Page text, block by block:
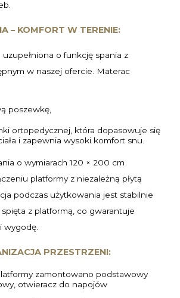
– KOMFORT W TERENIE:
uzupełniona o funkcję spania z
w naszej ofercie. Materac
poszewkę,
ortopedycznej, która dopasowuje się
i zapewnia wysoki komfort snu.
o wymiarach 120 × 200 cm
platformy z niezależną płytą
podczas użytkowania jest stabilnie
z platformą, co gwarantuje
wygodę.
PRZESTRZENI:
zamontowano podstawowy
otwieracz do napojów